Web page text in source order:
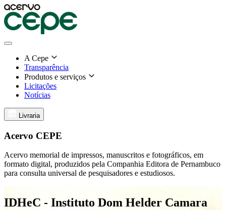
A Cepe
Transparência
Produtos e serviços
Licitações
Notícias
Livraria
Acervo CEPE
Acervo memorial de impressos, manuscritos e fotográficos, em
formato digital, produzidos pela Companhia Editora de Pernambuco
para consulta universal de pesquisadores e estudiosos.
IDHeC - Instituto Dom Helder Camara